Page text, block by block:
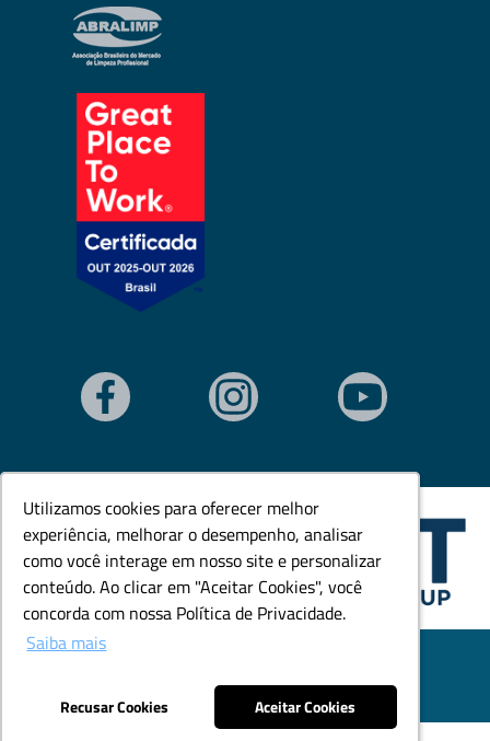
Utilizamos cookies para oferecer melhor
experiência, melhorar o desempenho, analisar
como você interage em nosso site e personalizar
conteúdo. Ao clicar em "Aceitar Cookies", você
concorda com nossa Política de Privacidade.
Saiba mais
Recusar Cookies Aceitar Cookies
Utilizamos cookies para oferecer melhor
experiência, melhorar o desempenho, analisar
como você interage em nosso site e personalizar
conteúdo. Ao clicar em "Aceitar Cookies", você
concorda com nossa Política de Privacidade.
Saiba mais
Recusar Cookies Aceitar Cookies
© Todos os direitos reservados. Goedert Ltda - CNPJ:
Desenvolvido por: Área Local